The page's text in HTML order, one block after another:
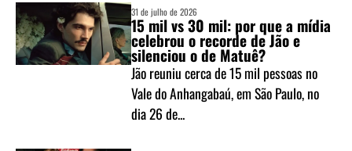
31 de julho de 2026
15 mil vs 30 mil: por que a mídia
celebrou o recorde de Jão e
silenciou o de Matuê?
Jão reuniu cerca de 15 mil pessoas no
Vale do Anhangabaú, em São Paulo, no
dia 26 de...